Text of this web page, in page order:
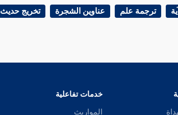
ترجمة علم عناوين الشجرة تخريج حديث
خدمات تفاعلية
المواريث